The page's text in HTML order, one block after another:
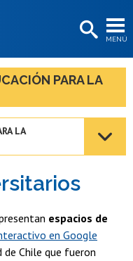
MENÚ
PARA LA
LA
espacios de
en Google
de Chile que fueron